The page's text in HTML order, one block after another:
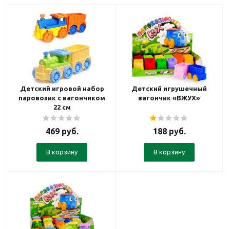
Детский игровой набор
паровозик с вагончиком
22 см
469руб.
В корзину
Детский игрушечный
вагончик «ВЖУХ»
188руб.
В корзину